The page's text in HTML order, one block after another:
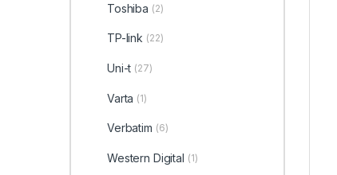
Toshiba (2)
TP-link (22)
Uni-t (27)
Varta (1)
Verbatim (6)
Western Digital (1)